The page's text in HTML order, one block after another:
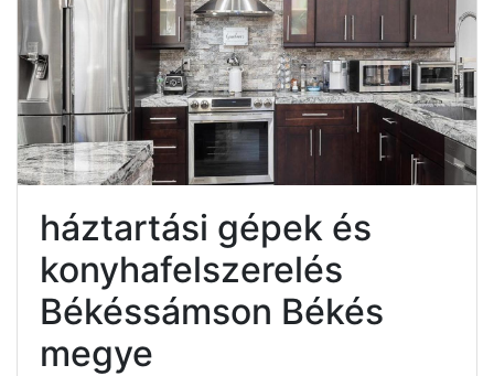
háztartási gépek és
konyhafelszerelés
Békéssámson Békés
megye